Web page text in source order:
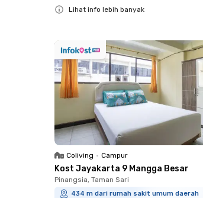
Lihat info lebih banyak
Coliving • Campur
Kost Jayakarta 9 Mangga Besar
Pinangsia, Taman Sari
434 m dari rumah sakit umum daerah